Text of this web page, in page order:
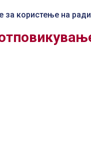
за користење на